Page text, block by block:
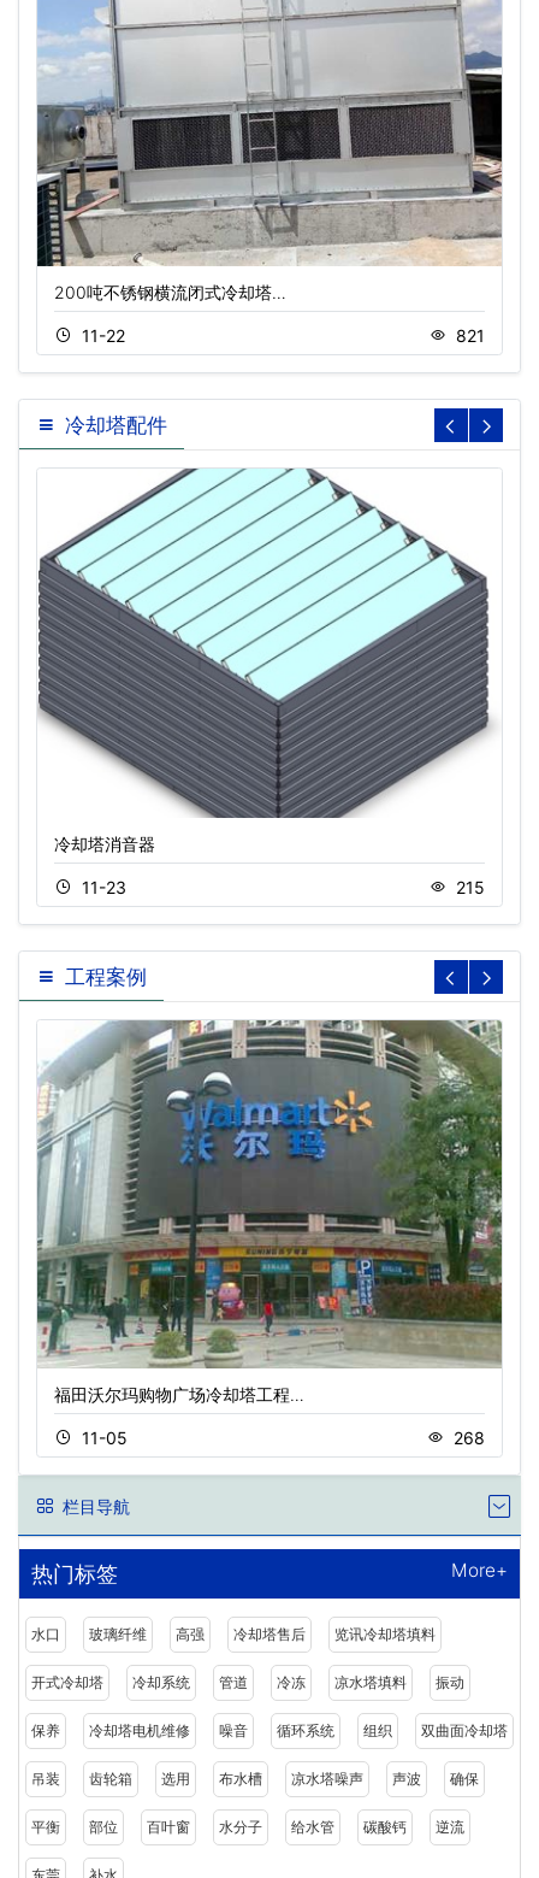
200吨不锈钢横流闭式冷却塔…
11-22 821
冷却塔配件
冷却塔消音器
11-23 215
工程案例
福田沃尔玛购物广场冷却塔工程…
11-05 268
栏目导航
热门标签 More+
水口 玻璃纤维 高强 冷却塔售后 览讯冷却塔填料
开式冷却塔 冷却系统 管道 冷冻 凉水塔填料 振动
保养 冷却塔电机维修 噪音 循环系统 组织 双曲面冷却塔
吊装 齿轮箱 选用 布水槽 凉水塔噪声 声波 确保
平衡 部位 百叶窗 水分子 给水管 碳酸钙 逆流